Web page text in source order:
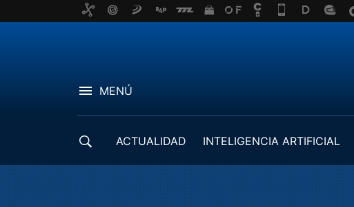
MENÚ
ACTUALIDAD INTELIGENCIA ARTIFICIAL